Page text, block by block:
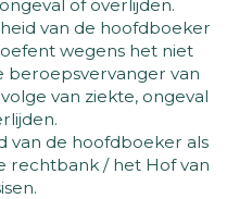
of overlijden.
van de hoofdboeker
wegens het niet
beroepsvervanger van
van ziekte, ongeval
van de hoofdboeker als
rechtbank / het Hof van